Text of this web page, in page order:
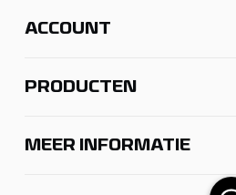
ACCOUNT
PRODUCTEN
MEER INFORMATIE